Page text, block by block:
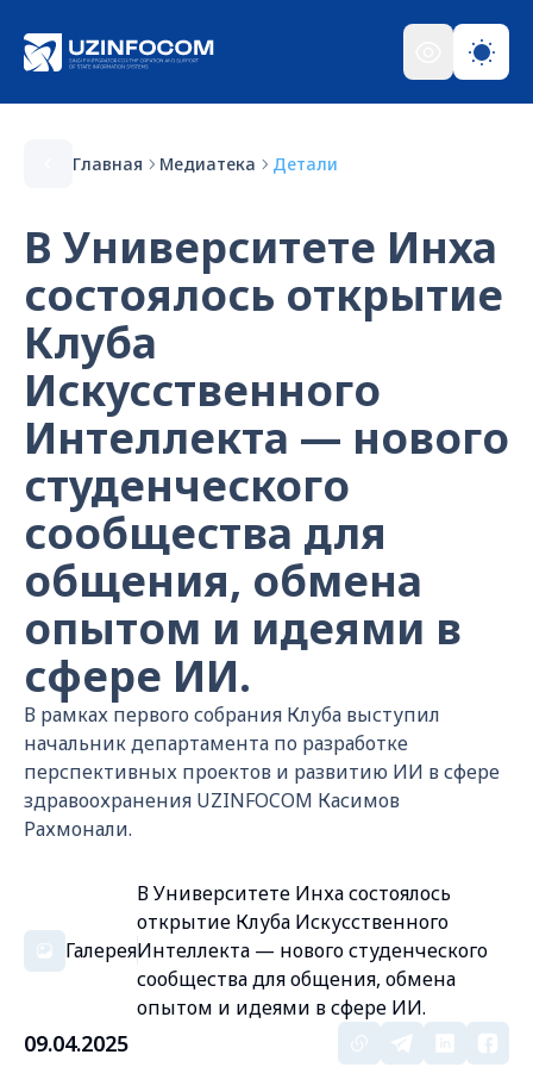
Главная Медиатека Детали
В Университете Инха
состоялось открытие
Клуба
Искусственного
Интеллекта — нового
студенческого
сообщества для
общения, обмена
опытом и идеями в
сфере ИИ.
В рамках первого собрания Клуба выступил
начальник департамента по разработке
перспективных проектов и развитию ИИ в сфере
здравоохранения UZINFOCOM Касимов
Рахмонали.
Галерея
В Университете Инха состоялось
открытие Клуба Искусственного
Интеллекта — нового студенческого
сообщества для общения, обмена
опытом и идеями в сфере ИИ.
09.04.2025